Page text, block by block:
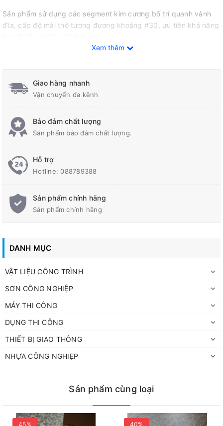
Sản phẩm sử dụng các segment kim cương bố trí quanh vành
đĩa, cấp độ mài thô tương đương khoảng #30, ưu tiên khả năng
Segment kim cương dạng khối lớn, thiết kế chuyên cho mài
thô và mài phá.
Xem thêm
Giao hàng nhanh
Vận chuyển đa kênh
Bảo đảm chất lượng
Sản phẩm bảo đảm chất lượng.
Hỗ trợ
Hotline:088789388
Sản phẩm chính hãng
Sản phẩm chính hãng
DANH MỤC
VẬT LIỆU CÔNG TRÌNH
SƠN CÔNG NGHIỆP
MÁY THI CÔNG
DỤNG THI CÔNG
THIẾT BỊ GIAO THÔNG
NHỰA CÔNG NGHIẸP
Sản phẩm cùng loại
45% 40%